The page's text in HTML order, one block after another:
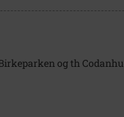
og th